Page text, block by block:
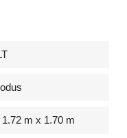
m x 1.70 m